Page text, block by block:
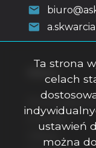
Strona
O firmie
Ta strona
celach
ustawień
można